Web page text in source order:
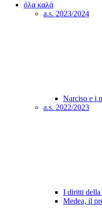
όλα καλά
a.s. 2023/2024
Narciso e i
a.s. 2022/2023
I diritti della
Medea, il